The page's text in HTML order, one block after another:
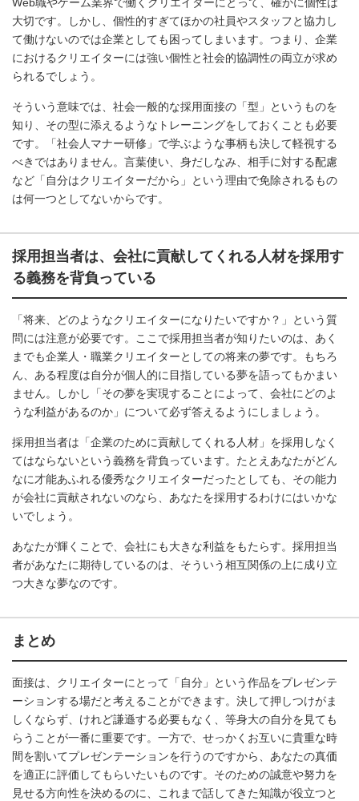
Web職やゲーム業界で働くクリエイターにとって、確かに個性は
大切です。しかし、個性的すぎてほかの社員やスタッフと協力し
て働けないのでは企業としても困ってしまいます。つまり、企業
におけるクリエイターには強い個性と社会的協調性の両立が求め
られるでしょう。
そういう意味では、社会一般的な採用面接の「型」というものを
知り、その型に添えるようなトレーニングをしておくことも必要
です。「社会人マナー研修」で学ぶような事柄も決して軽視する
べきではありません。言葉使い、身だしなみ、相手に対する配慮
など「自分はクリエイターだから」という理由で免除されるもの
は何一つとしてないからです。
採用担当者は、会社に貢献してくれる人材を採用す
る義務を背負っている
「将来、どのようなクリエイターになりたいですか？」という質
問には注意が必要です。ここで採用担当者が知りたいのは、あく
までも企業人・職業クリエイターとしての将来の夢です。もちろ
ん、ある程度は自分が個人的に目指している夢を語ってもかまい
ません。しかし「その夢を実現することによって、会社にどのよ
うな利益があるのか」について必ず答えるようにしましょう。
採用担当者は「企業のために貢献してくれる人材」を採用しなく
てはならないという義務を背負っています。たとえあなたがどん
なに才能あふれる優秀なクリエイターだったとしても、その能力
が会社に貢献されないのなら、あなたを採用するわけにはいかな
いでしょう。
あなたが輝くことで、会社にも大きな利益をもたらす。採用担当
者があなたに期待しているのは、そういう相互関係の上に成り立
つ大きな夢なのです。
まとめ
面接は、クリエイターにとって「自分」という作品をプレゼンテ
ーションする場だと考えることができます。決して押しつけがま
しくならず、けれど謙遜する必要もなく、等身大の自分を見ても
らうことが一番に重要です。一方で、せっかくお互いに貴重な時
間を割いてプレゼンテーションを行うのですから、あなたの真価
を適正に評価してもらいたいものです。そのための誠意や努力を
見せる方向性を決めるのに、これまで話してきた知識が役立つと